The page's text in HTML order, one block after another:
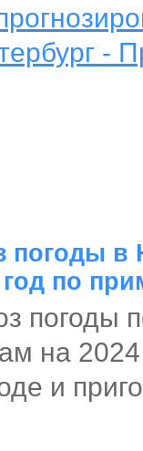
-
погоды
год по
погоды
на
и